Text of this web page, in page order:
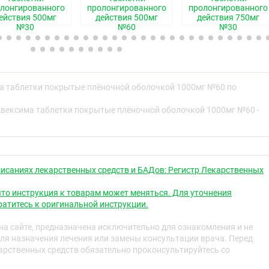
препарат МЕТФОРМИН и для чего его применяют.
перед приёмом препарата МЕТФОРМИН.
и прочие сведения.
препарат МЕТФОРМИН и для чего
для лечения сахарного диабета.
к группе лекарственных препаратов под
сахарного диабета 2-го типа (также
диабет»), в особенности, у пациентов с
когда только с помощью диеты и
500мг
№30
пролонгированного
действия 500мг
№60
пролонгированного
действия 750мг
№30
таблетки покрытые плёночной оболочкой 1000мг №60 по
таблетки покрытые плёночной оболочкой 1000мг №60 -
лекарственных средств и БАДов: Регистр Лекарственных
инструкция к товарам может меняться. Для уточнения
к оригинальной инструкции.
сайте, предназначена исключительно для ознакомления и не
назначения лечения или замены консультации врача. Перед
средств обязательно проконсультируйтесь со